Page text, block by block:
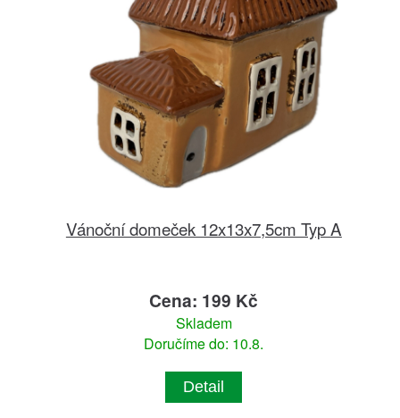
Vánoční domeček 12x13x7,5cm Typ A
Cena: 199 Kč
Skladem
Doručíme do: 10.8.
Detail